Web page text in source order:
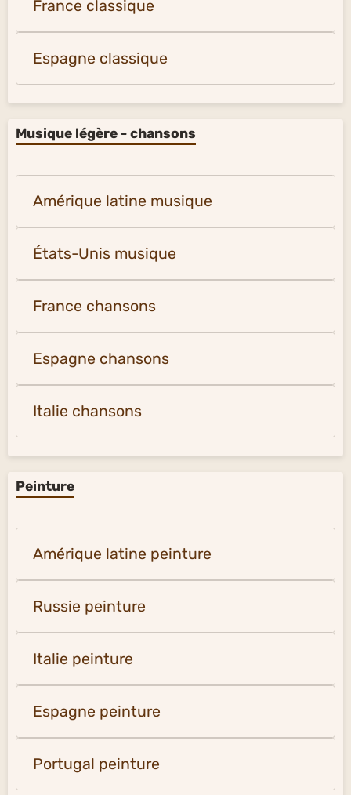
France classique
Espagne classique
Musique légère - chansons
Amérique latine musique
États-Unis musique
France chansons
Espagne chansons
Italie chansons
Peinture
Amérique latine peinture
Russie peinture
Italie peinture
Espagne peinture
Portugal peinture